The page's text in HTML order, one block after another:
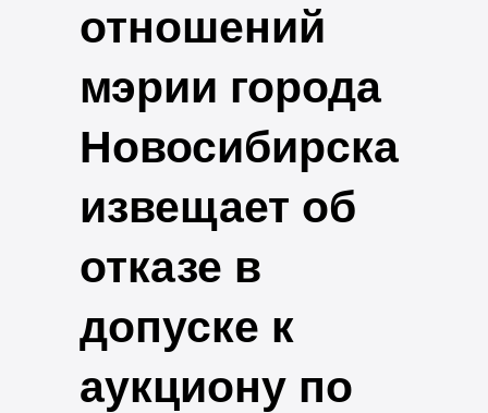
отношений
мэрии города
Новосибирска
извещает об
отказе в
допуске к
аукциону по